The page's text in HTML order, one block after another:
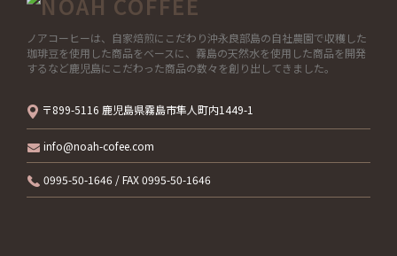
ノアコーヒーは、自家焙煎にこだわり沖永良部島の自社農園で収穫した
珈琲豆を使用した商品をベースに、霧島の天然水を使用した商品を開発
するなど鹿児島にこだわった商品の数々を創り出してきました。
〒899-5116 鹿児島県霧島市隼人町内1449-1
info@noah-cofee.com
0995-50-1646 / FAX 0995-50-1646